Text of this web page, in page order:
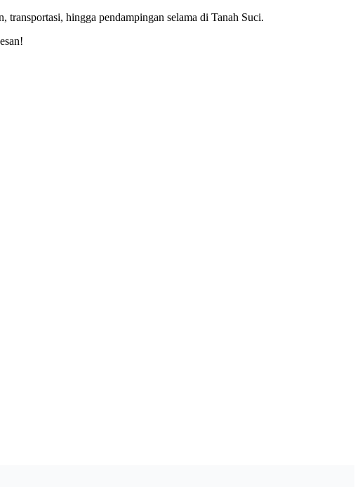
transportasi, hingga pendampingan selama di Tanah Suci.